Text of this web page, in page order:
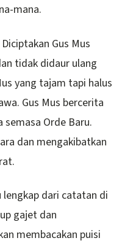
mana.
Gus Mus
tidak didaur ulang
yang tajam tapi halus
Gus Mus bercerita
semasa Orde Baru.
dan mengakibatkan
lengkap dari catatan di
gajet dan
membacakan puisi